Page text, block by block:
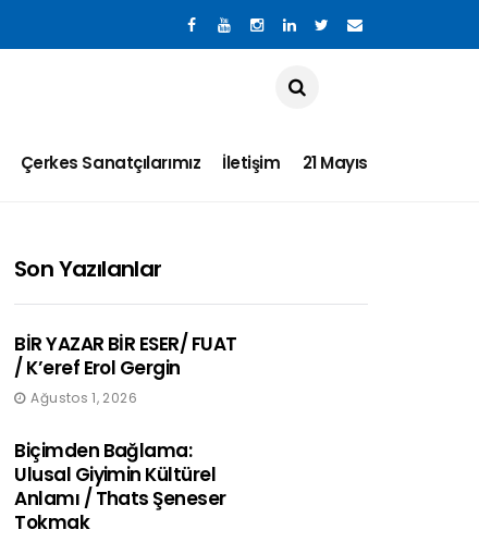
Çerkes Sanatçılarımız İletişim 21 Mayıs
Son Yazılanlar
BİR YAZAR BİR ESER/ FUAT
/ K’eref Erol Gergin
Ağustos 1, 2026
Biçimden Bağlama:
Ulusal Giyimin Kültürel
Anlamı / Thats Şeneser
Tokmak